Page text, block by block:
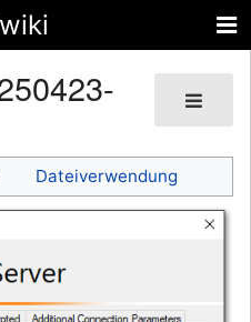
Dateiverwendung